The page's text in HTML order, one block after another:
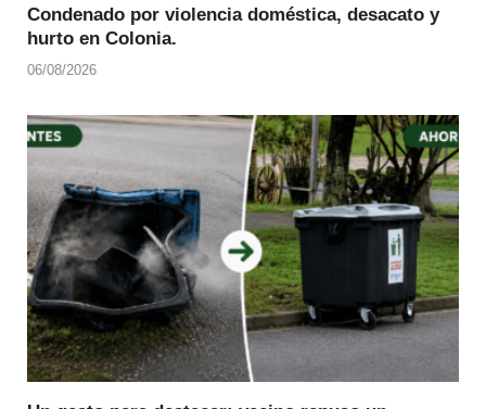
Condenado por violencia doméstica, desacato y
hurto en Colonia.
06/08/2026